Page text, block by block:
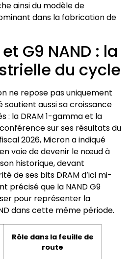
ainsi du modèle de
dans la fabrication de
G9 NAND : la
du cycle
ne repose pas uniquement
soutient aussi sa croissance
: la DRAM 1-gamma et la
conférence sur ses résultats du
2026, Micron a indiqué
voie de devenir le nœud à
historique, devant
de ses bits DRAM d’ici mi-
précisé que la NAND G9
pour représenter la
dans cette même période.
Rôle dans la feuille de
route